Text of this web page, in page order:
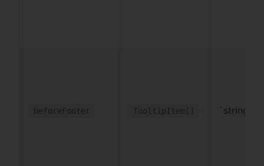
beforeFooter TooltipItem[] `string